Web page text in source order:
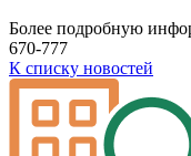
Более подробную
670-777
К списку новостей